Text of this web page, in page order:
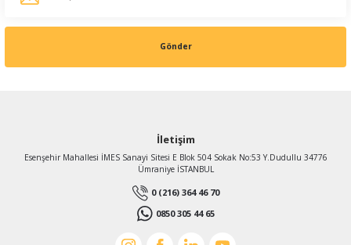
Gönder
İletişim
Esenşehir Mahallesi İMES Sanayi Sitesi E Blok 504 Sokak No:53 Y.Dudullu 34776
Ümraniye İSTANBUL
0 (216) 364 46 70
0850 305 44 65